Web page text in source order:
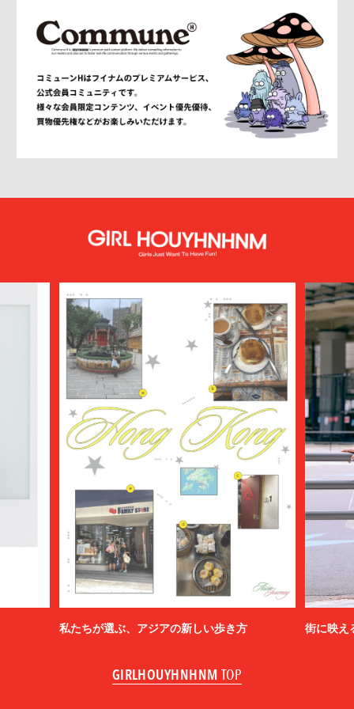
私たちが選ぶ、アジアの新しい歩き方 街に映え
GIRLHOUYHNHNM TOP